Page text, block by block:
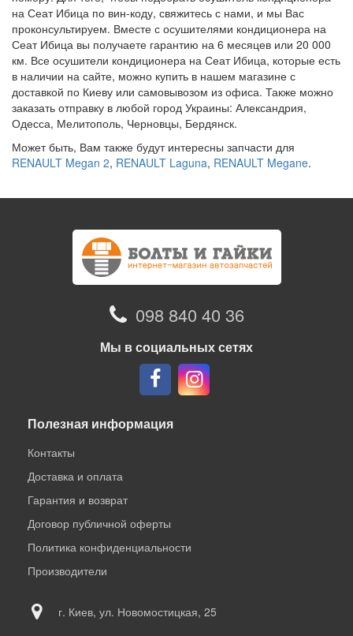
на Сеат Ибица по вин-коду, свяжитесь с нами, и мы Вас
проконсультируем. Вместе с осушителями кондиционера на
Сеат Ибица вы получаете гарантию на 6 месяцев или 20 000
км. Все осушители кондиционера на Сеат Ибица, которые есть
в наличии на сайте, можно купить в нашем магазине с
доставкой по Киеву или самовывозом из офиса. Также можно
заказать отправку в любой город Украины: Александрия,
Одесса, Мелитополь, Черновцы, Бердянск.
Может быть, Вам также будут интересны запчасти для
RENAULT Megan 2, RENAULT Laguna, RENAULT Megane.
098 840 40 36
Мы в социальных сетях
Полезная информация
Контакты
Доставка и оплата
Гарантия и возврат
Договор публичной оферты
Политика конфиденциальности
Производители
г. Киев, ул. Новомостицкая, 25